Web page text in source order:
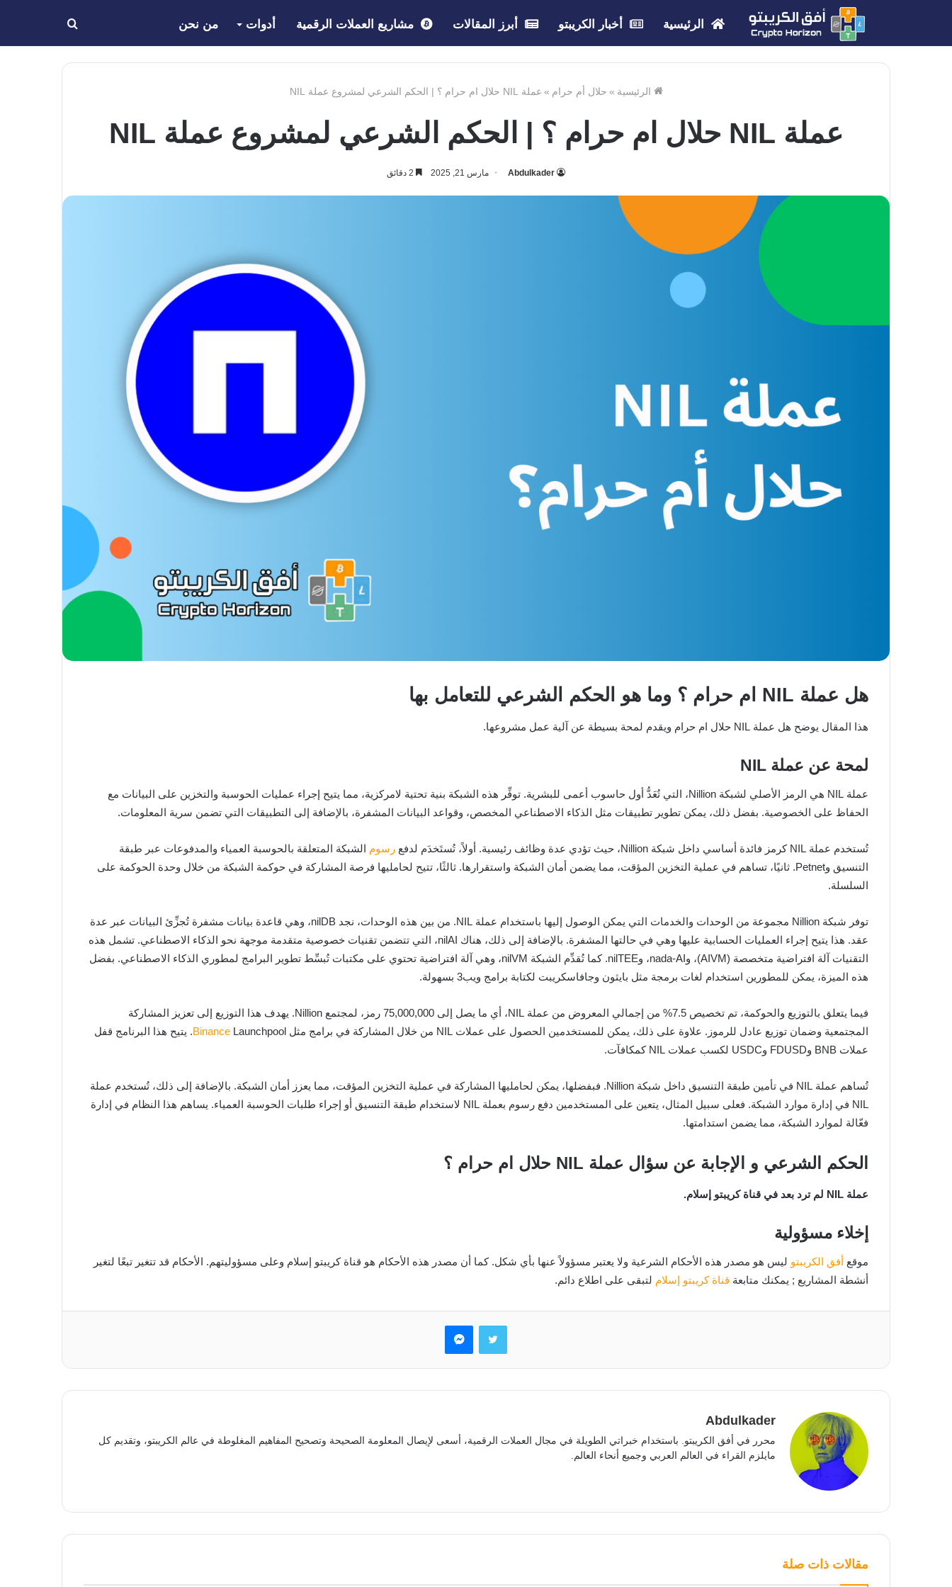
الرئيسية أخبار الكريبتو أبرز المقالات مشاريع العملات الرقمية أدوات من نحن بحث
عن
الرئيسية » حلال أم حرام » عملة NIL حلال ام حرام ؟ | الحكم الشرعي لمشروع عملة NIL
عملة NIL حلال ام حرام ؟ | الحكم الشرعي لمشروع عملة NIL
Abdulkader مارس 21, 2025
هل عملة NIL ام حرام ؟ وما هو الحكم الشرعي للتعامل بها
هذا المقال يوضح هل عملة NIL حلال ام حرام ويقدم لمحة بسيطة عن آلية عمل مشروعها.
لمحة عن عملة NIL
عملة NIL هي الرمز الأصلي لشبكة Nillion، التي تُعَدُّ أول حاسوب أعمى للبشرية. توفِّر هذه الشبكة بنية تحتية لامركزية، مما يتيح إجراء عمليات الحوسبة والتخزين على البيانات مع
الحفاظ على الخصوصية. بفضل ذلك، يمكن تطوير تطبيقات مثل الذكاء الاصطناعي المخصص، وقواعد البيانات المشفرة، بالإضافة إلى التطبيقات التي تضمن سرية المعلومات.
تُستخدم عملة NIL كرمز فائدة أساسي داخل شبكة Nillion، حيث تؤدي عدة وظائف رئيسية. أولاً، تُستَخدَم لدفع رسوم الشبكة المتعلقة بالحوسبة العمياء والمدفوعات عبر طبقة
التنسيق وPetnet. ثانيًا، تساهم في عملية التخزين المؤقت، مما يضمن أمان الشبكة واستقرارها. ثالثًا، تتيح لحامليها فرصة المشاركة في حوكمة الشبكة من خلال وحدة الحوكمة على
السلسلة.
توفر شبكة Nillion مجموعة من الوحدات والخدمات التي يمكن الوصول إليها باستخدام عملة NIL. من بين هذه الوحدات، نجد nilDB، وهي قاعدة بيانات مشفرة تُجزِّئ البيانات عبر عدة
عقد. هذا يتيح إجراء العمليات الحسابية عليها وهي في حالتها المشفرة. بالإضافة إلى ذلك، هناك nilAI، التي تتضمن تقنيات خصوصية متقدمة موجهة نحو الذكاء الاصطناعي. تشمل هذه
التقنيات آلة افتراضية متخصصة (AIVM)، وnada-AI، وnilTEE. كما تُقدِّم الشبكة nilVM، وهي آلة افتراضية تحتوي على مكتبات تُبسِّط تطوير البرامج لمطوري الذكاء الاصطناعي. بفضل
هذه الميزة، يمكن للمطورين استخدام لغات برمجة مثل بايثون وجافاسكريبت لكتابة برامج ويب3 بسهولة.
فيما يتعلق بالتوزيع والحوكمة، تم تخصيص 7.5% من إجمالي المعروض من عملة NIL، أي ما يصل إلى 75,000,000 رمز، لمجتمع Nillion. يهدف هذا التوزيع إلى تعزيز المشاركة
المجتمعية وضمان توزيع عادل للرموز. علاوة على ذلك، يمكن للمستخدمين الحصول على عملات NIL من خلال المشاركة في برامج مثل
BinanceLaunchpool. يتيح هذا البرنامج قفل
عملات BNB وFDUSD وUSDC لكسب عملات NIL كمكافآت.
تُساهم عملة NIL في تأمين طبقة التنسيق داخل شبكة Nillion. فبفضلها، يمكن لحامليها المشاركة في عملية التخزين المؤقت، مما يعزز أمان الشبكة. بالإضافة إلى ذلك، تُستخدم عملة
NIL في إدارة موارد الشبكة. فعلى سبيل المثال، يتعين على المستخدمين دفع رسوم بعملة NIL لاستخدام طبقة التنسيق أو إجراء طلبات الحوسبة العمياء. يساهم هذا النظام في إدارة
فعّالة لموارد الشبكة، مما يضمن استدامتها.
الحكم الشرعي و الإجابة عن سؤال عملة NIL حلال ام حرام ؟
عملة NIL لم ترد بعد في قناة كريبتو إسلام.
إخلاء مسؤولية
موقع أفق الكريبتو ليس هو مصدر هذه الأحكام الشرعية ولا يعتبر مسؤولاً عنها بأي شكل. كما أن مصدر هذه الأحكام هو قناة كريبتو إسلام وعلى مسؤوليتهم. الأحكام قد تتغير تبعًا لتغير
أنشطة المشاريع ; يمكنك متابعة قناة كريبتو إسلام لتبقى على اطلاع دائم.
تويتر ماسنجر
Abdulkader
محرر في أفق الكريبتو. باستخدام خبراتي الطويلة في مجال العملات الرقمية، أسعى لإيصال المعلومة الصحيحة وتصحيح المفاهيم المغلوطة في عالم الكريبتو، وتقديم كل
مايلزم القراء في العالم العربي وجميع أنحاء العالم.
مقالات ذات صلة